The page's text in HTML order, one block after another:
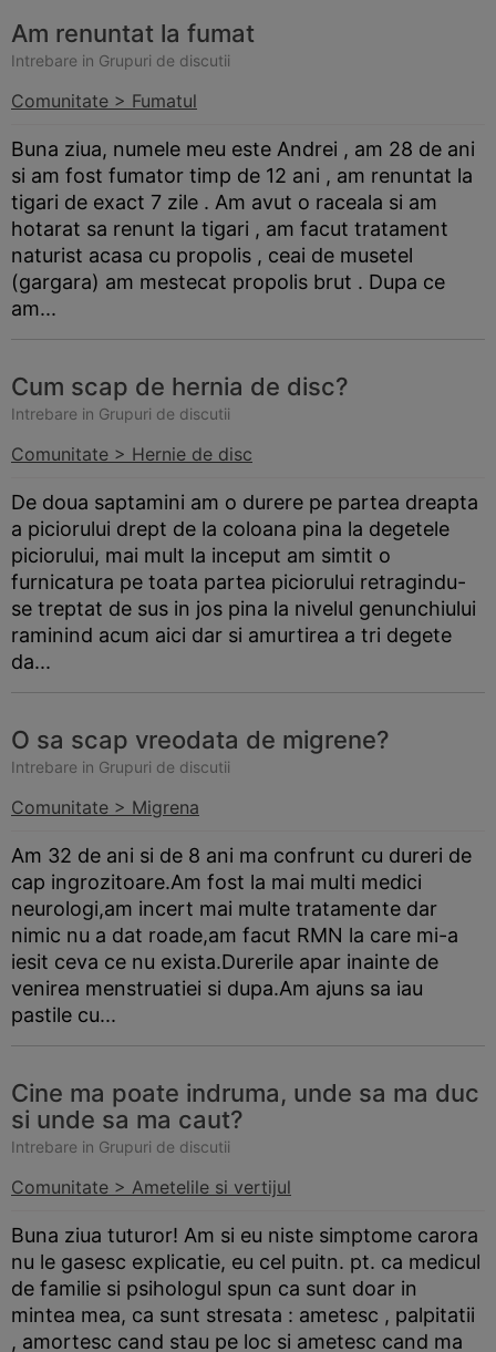
Am renuntat la fumat
Intrebare in Grupuri de discutii
Comunitate > Fumatul
Buna ziua, numele meu este Andrei , am 28 de ani
si am fost fumator timp de 12 ani , am renuntat la
tigari de exact 7 zile . Am avut o raceala si am
hotarat sa renunt la tigari , am facut tratament
naturist acasa cu propolis , ceai de musetel
(gargara) am mestecat propolis brut . Dupa ce
am...
Cum scap de hernia de disc?
Intrebare in Grupuri de discutii
Comunitate > Hernie de disc
De doua saptamini am o durere pe partea dreapta
a piciorului drept de la coloana pina la degetele
piciorului, mai mult la inceput am simtit o
furnicatura pe toata partea piciorului retragindu-
se treptat de sus in jos pina la nivelul genunchiului
raminind acum aici dar si amurtirea a tri degete
da...
O sa scap vreodata de migrene?
Intrebare in Grupuri de discutii
Comunitate > Migrena
Am 32 de ani si de 8 ani ma confrunt cu dureri de
cap ingrozitoare.Am fost la mai multi medici
neurologi,am incert mai multe tratamente dar
nimic nu a dat roade,am facut RMN la care mi-a
iesit ceva ce nu exista.Durerile apar inainte de
venirea menstruatiei si dupa.Am ajuns sa iau
pastile cu...
Cine ma poate indruma, unde sa ma duc
si unde sa ma caut?
Intrebare in Grupuri de discutii
Comunitate > Ametelile si vertijul
Buna ziua tuturor! Am si eu niste simptome carora
nu le gasesc explicatie, eu cel puitn. pt. ca medicul
de familie si psihologul spun ca sunt doar in
mintea mea, ca sunt stresata : ametesc , palpitatii
, amortesc cand stau pe loc si ametesc cand ma